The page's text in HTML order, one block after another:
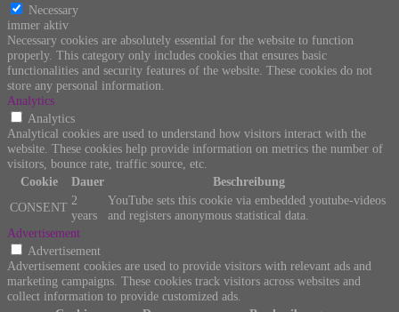
Necessary
immer aktiv
Necessary cookies are absolutely essential for the website to function
properly. This category only includes cookies that ensures basic
functionalities and security features of the website. These cookies do not
store any personal information.
Analytics
Analytics
Analytical cookies are used to understand how visitors interact with the
website. These cookies help provide information on metrics the number of
visitors, bounce rate, traffic source, etc.
Cookie
Dauer
Beschreibung
CONSENT 2
years
YouTube sets this cookie via embedded youtube-videos
and registers anonymous statistical data.
Advertisement
Advertisement
Advertisement cookies are used to provide visitors with relevant ads and
marketing campaigns. These cookies track visitors across websites and
collect information to provide customized ads.